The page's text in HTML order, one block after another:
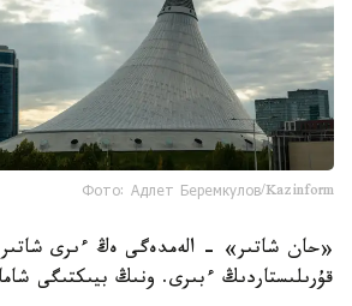
Фото: Адлет Беремкулов/Kazinform
«حان شاتىر» - الەمدەگى ەڭ ءىرى شاتىر
قۇرىلىستاردىڭ ءبىرى. ونىڭ بيىكتىگى شامامەن 150